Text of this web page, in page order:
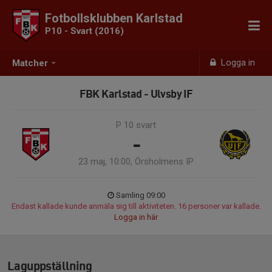
Matcher Logga in
Fotbollsklubben Karlstad
P10 - Svart (2016)
FBK Karlstad - Ulvsby IF
P 10 svart
-
23 maj, 10:00, Örsholmens IP
Samling 09:00
Endast kallade kunde anmäla sig till aktiviteten. 16 personer var kallade.
Logga in här
Laguppställning